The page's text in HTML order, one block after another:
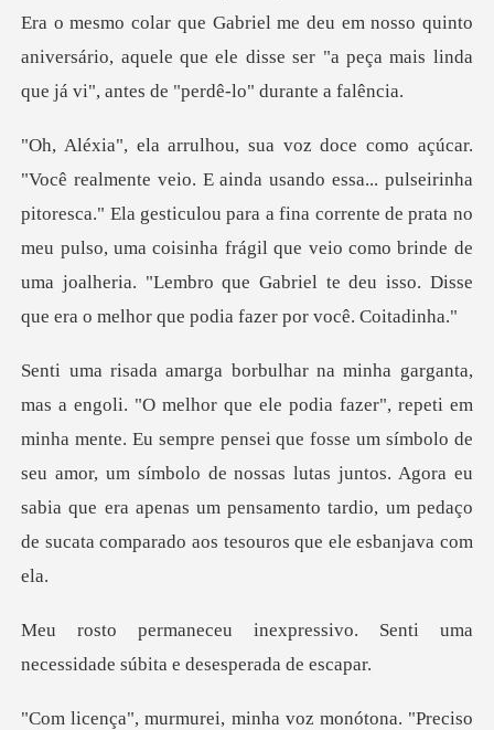
Era o mesmo colar que Gabriel me
pitoresca." Ela gesticulou para a fina corrente de prata no
meu pulso, uma coisinha frágil que veio como brinde
minha mente. Eu sempre pensei que fosse um símbolo de
seu amor, um símbolo de nossas lutas juntos. Agora eu
s
sivo. Senti uma
necessidade s
minha voz monótona. "Pr